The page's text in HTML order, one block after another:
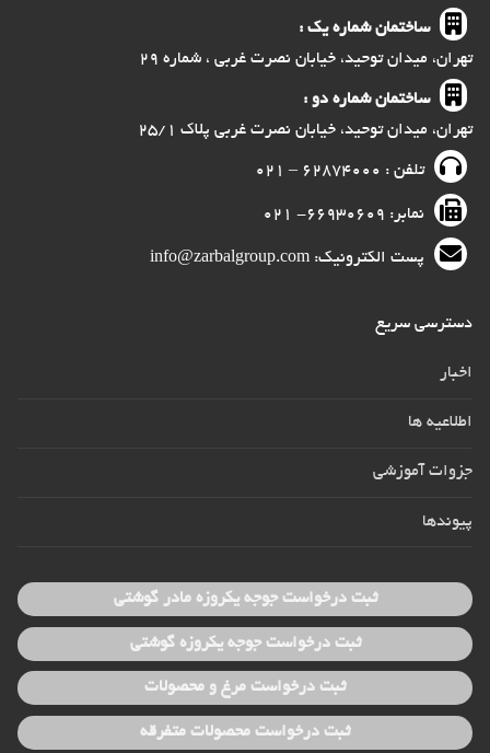
ساختمان شماره یک :
تهران، میدان توحید، خیابان نصرت غربی ، شماره ۲۹
ساختمان شماره دو :
تهران، میدان توحید، خیابان نصرت غربی پلاک ۲۵/۱
تلفن : ۶۲۸۷۴۰۰۰ – ۰۲۱
نمابر: ۶۶۹۳۰۶۰۹- ۰۲۱
پست الکترونیک: info@zarbalgroup.com
دسترسی سریع
اخبار
اطلاعیه ها
جزوات آموزشی
پیوندها
ثبت درخواست جوجه یکروزه مادر گوشتی
ثبت درخواست جوجه یکروزه گوشتی
ثبت درخواست مرغ و محصولات
ثبت درخواست محصولات متفرقه